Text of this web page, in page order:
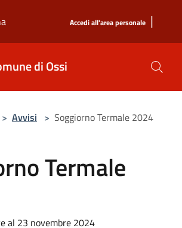
Accedi all'area personale |
di Ossi
> Avvisi > Soggiorno Termale 2024
Termale
al 23 novembre 2024